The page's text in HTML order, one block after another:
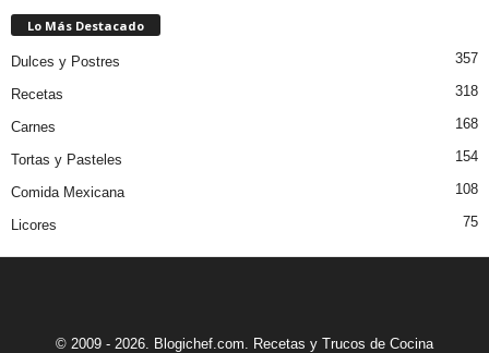
Lo Más Destacado
Dulces y Postres 357
Recetas 318
Carnes 168
Tortas y Pasteles 154
Comida Mexicana 108
Licores 75
© 2009 - 2026. Blogichef.com. Recetas y Trucos de Cocina